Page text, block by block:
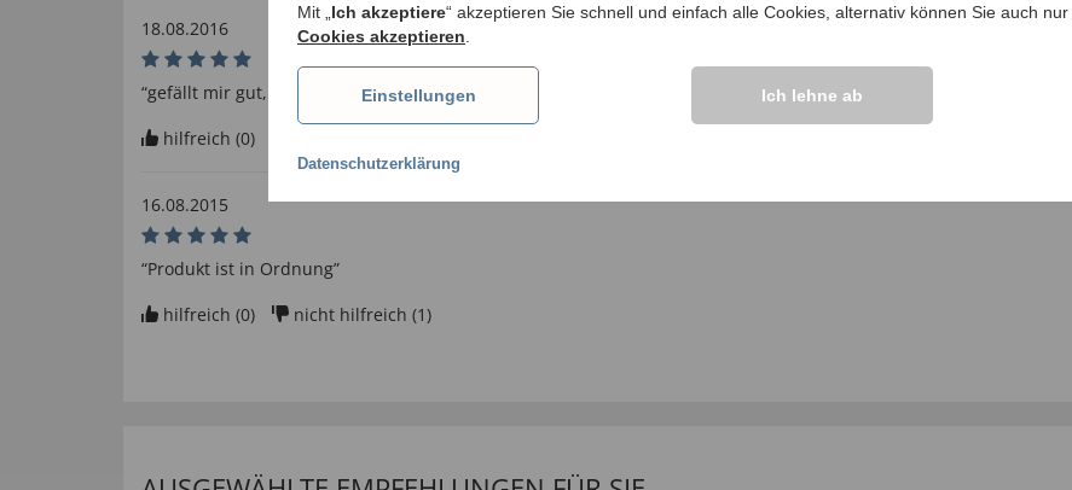
18.08.2016
“gefällt mir gut, gute Qualität”
hilfreich (0)
16.08.2015
“Produkt ist in Ordnung”
hilfreich (0) nicht hilfreich (1)
Mit „ Ich akzeptiere“ akzeptieren Sie schnell und einfach alle Cookies, alternativ können Sie auch nur
Cookies akzeptieren
Einstellungen Ich lehne ab
Datenschutzerklärung